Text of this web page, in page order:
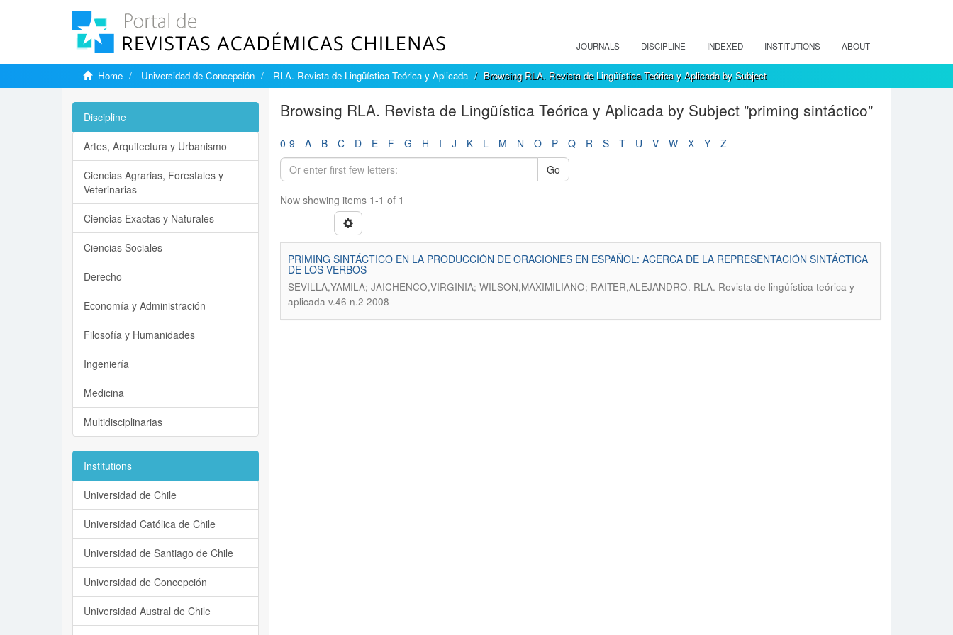
JOURNALS DISCIPLINE INDEXED INSTITUTIONS ABOUT
Home Universidad de Concepción RLA. Revista de Lingüística Teórica y Aplicada Browsing RLA. Revista de Lingüística Teórica y Aplicada by Subject
Browsing RLA. Revista de Lingüística Teórica y Aplicada by Subject "priming sintáctico"
0-9 A B C D E F G H I J K L M N O P Q R S T U V W X Y
Z
Go
Now showing items 1-1 of 1
PRIMING SINTÁCTICO EN LA PRODUCCIÓN DE ORACIONES EN ESPAÑOL: ACERCA DE LA REPRESENTACIÓN SINTÁCTICA
DE LOS VERBOS
SEVILLA,YAMILA; JAICHENCO,VIRGINIA; WILSON,MAXIMILIANO; RAITER,ALEJANDRO. RLA. Revista de lingüística teórica y
aplicada v.46 n.2 2008
Discipline
Artes, Arquitectura y Urbanismo
Ciencias Agrarias, Forestales y
Veterinarias
Ciencias Exactas y Naturales
Ciencias Sociales
Derecho
Economía y Administración
Filosofía y Humanidades
Ingeniería
Medicina
Multidisciplinarias
Institutions
Universidad de Chile
Universidad Católica de Chile
Universidad de Santiago de Chile
Universidad de Concepción
Universidad Austral de Chile